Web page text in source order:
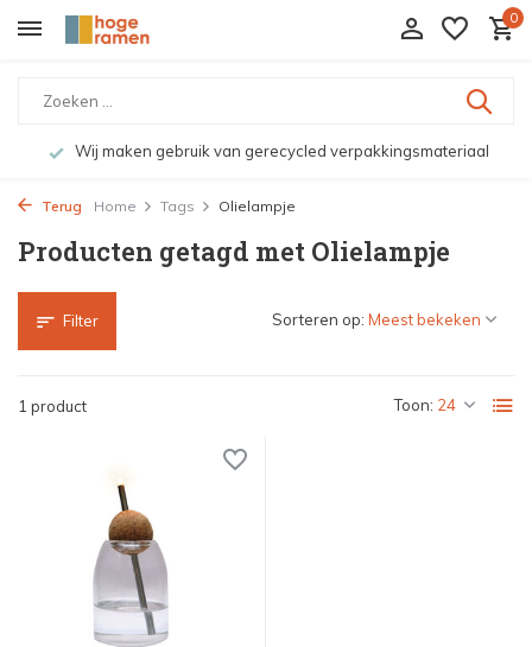
0
Wij maken gebruik van gerecycled verpakkingsmateriaal
Terug Home Tags Olielampje
Producten getagd met Olielampje
Filter
1 product Toon:
Sorteren op: